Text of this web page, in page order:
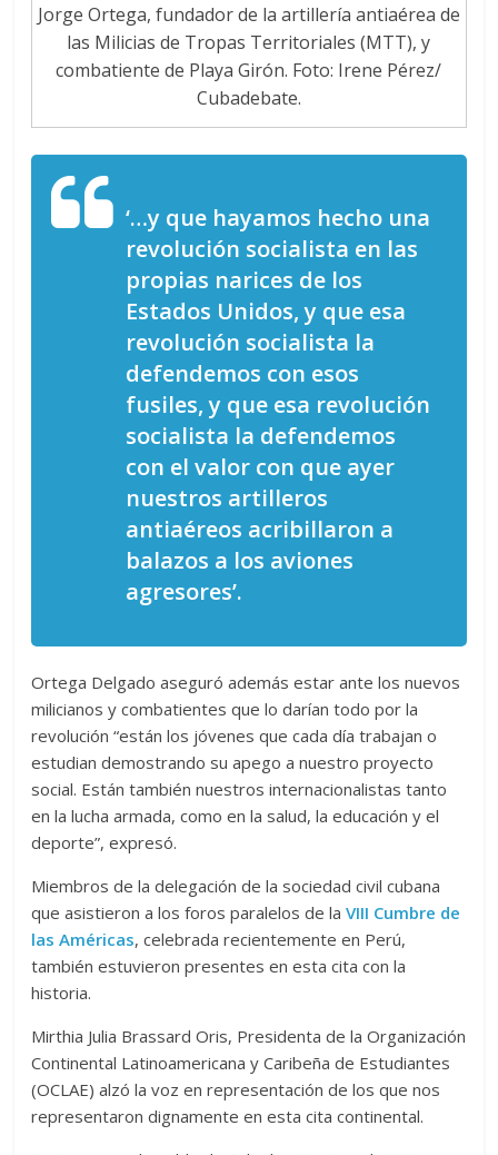
Jorge Ortega, fundador de la artillería antiaérea de
las Milicias de Tropas Territoriales (MTT), y
combatiente de Playa Girón. Foto: Irene Pérez/
Cubadebate.
‘…y que hayamos hecho una
revolución socialista en las
propias narices de los
Estados Unidos, y que esa
revolución socialista la
defendemos con esos
fusiles, y que esa revolución
socialista la defendemos
con el valor con que ayer
nuestros artilleros
antiaéreos acribillaron a
balazos a los aviones
agresores’.
Ortega Delgado aseguró además estar ante los nuevos
milicianos y combatientes que lo darían todo por la
revolución “están los jóvenes que cada día trabajan o
estudian demostrando su apego a nuestro proyecto
social. Están también nuestros internacionalistas tanto
en la lucha armada, como en la salud, la educación y el
deporte”, expresó.
Miembros de la delegación de la sociedad civil cubana
que asistieron a los foros paralelos de la VIII Cumbre de
las Américas, celebrada recientemente en Perú,
también estuvieron presentes en esta cita con la
historia.
Mirthia Julia Brassard Oris, Presidenta de la Organización
Continental Latinoamericana y Caribeña de Estudiantes
(OCLAE) alzó la voz en representación de los que nos
representaron dignamente en esta cita continental.